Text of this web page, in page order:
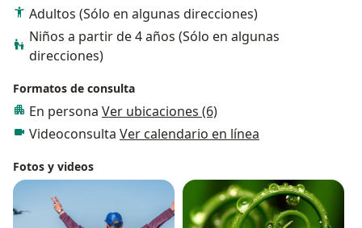
Adultos (Sólo en algunas direcciones)
Niños a partir de 4 años (Sólo en algunas
direcciones)
Formatos de consulta
En persona Ver ubicaciones (6)
Videoconsulta Ver calendario en línea
Fotos y videos